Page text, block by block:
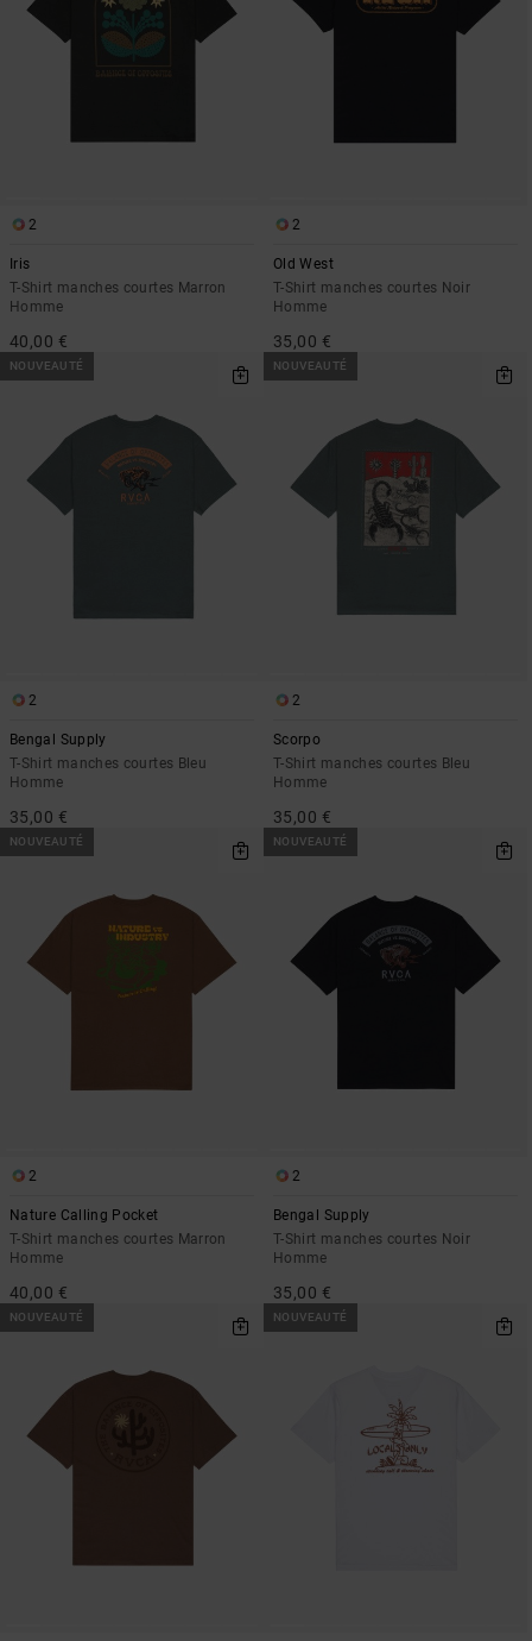
2
Iris
T-Shirt manches courtes Marron
Homme
40,00 €
2
Old West
T-Shirt manches courtes Noir
Homme
35,00 €
NOUVEAUTÉ
2
Bengal Supply
T-Shirt manches courtes Bleu
Homme
35,00 €
NOUVEAUTÉ
2
Scorpo
T-Shirt manches courtes Bleu
Homme
35,00 €
NOUVEAUTÉ
2
Nature Calling Pocket
T-Shirt manches courtes Marron
Homme
40,00 €
NOUVEAUTÉ
2
Bengal Supply
T-Shirt manches courtes Noir
Homme
35,00 €
NOUVEAUTÉ NOUVEAUTÉ